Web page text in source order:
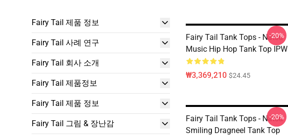
Fairy Tail 제품 정보
Fairy Tail 사례 연구
Fairy Tail 회사 소개
Fairy Tail 제품정보
Fairy Tail 제품 정보
Fairy Tail 그림 & 장난감
Fairy Tail Tank Tops - Natsu
Music Hip Hop Tank Top IPW
₩3,369,210 $24.45
-20%
Fairy Tail Tank Tops - Natsu
Smiling Dragneel Tank Top
-20%